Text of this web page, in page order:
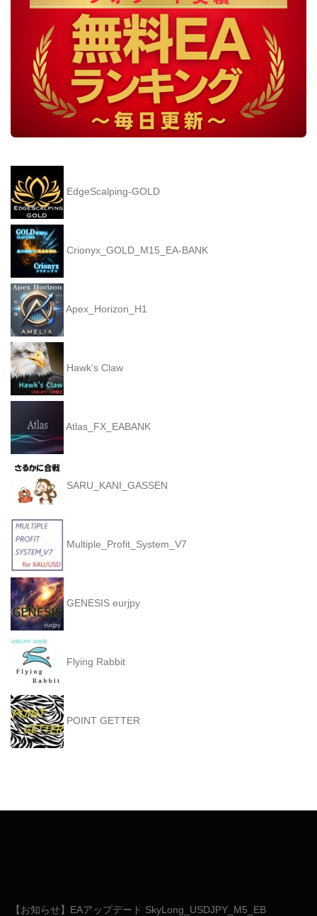
EdgeScalping-GOLD
Crionyx_GOLD_M15_EA-BANK
Apex_Horizon_H1
Hawk’s Claw
Atlas_FX_EABANK
SARU_KANI_GASSEN
Multiple_Profit_System_V7
GENESIS eurjpy
Flying Rabbit
POINT GETTER
【お知らせ】EAアップデート SkyLong_USDJPY_M5_EB